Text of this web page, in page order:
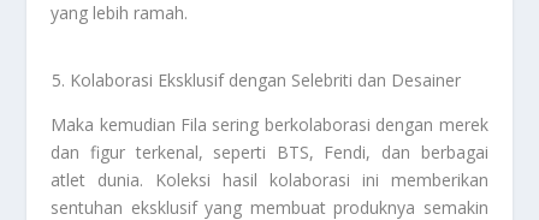
yang lebih ramah.
Kolaborasi Eksklusif dengan Selebriti dan Desainer
Maka kemudian Fila sering berkolaborasi dengan merek
dan figur terkenal, seperti BTS, Fendi, dan berbagai
atlet dunia. Koleksi hasil kolaborasi ini memberikan
sentuhan eksklusif yang membuat produknya semakin